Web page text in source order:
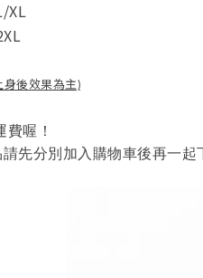
XL
身後效果為主)
費喔！
先分別加入購物車後再一起